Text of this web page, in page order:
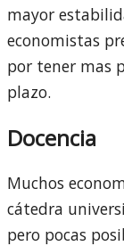
mayor
economistas
por tener mas
plazo.
Docencia
Muchos
cátedra
pero pocas